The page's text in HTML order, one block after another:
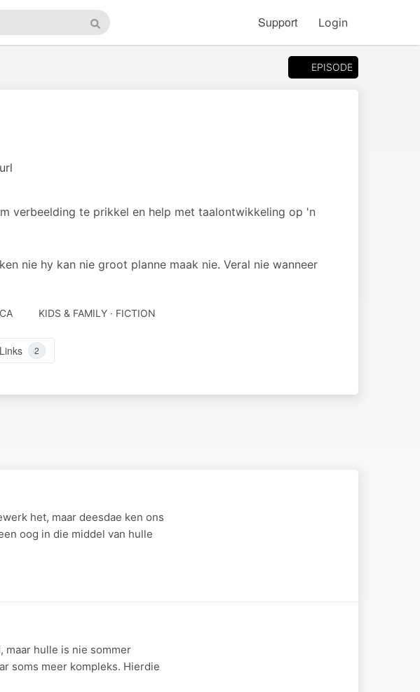
Search
Support Login
EPISODE
verbeelding te prikkel en help met taalontwikkeling op 'n
nie hy kan nie groot planne maak nie. Veral nie wanneer
KIDS & FAMILY · FICTION
Links 2
het, maar deesdae ken ons
oog in die middel van hulle
maar hulle is nie sommer
soms meer kompleks. Hierdie